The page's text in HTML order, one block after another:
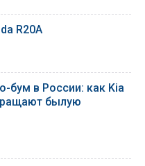
R20A
бум в России: как Kia
былую